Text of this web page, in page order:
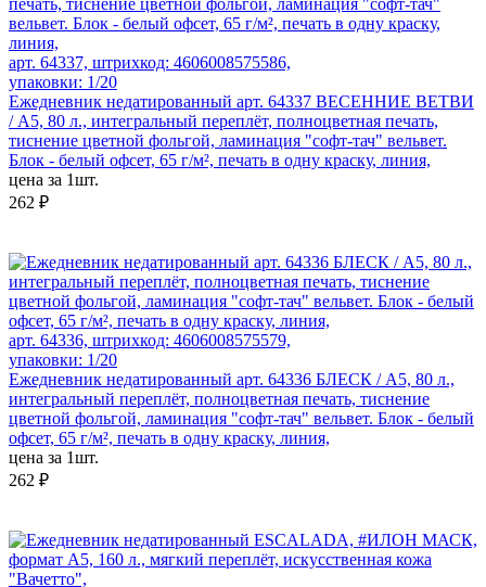
арт. 64337, штрихкод: 4606008575586,
упаковки: 1/20
Ежедневник недатированный арт. 64337 ВЕСЕННИЕ ВЕТВИ
/ А5, 80 л., интегральный переплёт, полноцветная печать,
тиснение цветной фольгой, ламинация "софт-тач" вельвет.
Блок - белый офсет, 65 г/м², печать в одну краску, линия,
цена за 1шт.
262 ₽
арт. 64336, штрихкод: 4606008575579,
упаковки: 1/20
Ежедневник недатированный арт. 64336 БЛЕСК / А5, 80 л.,
интегральный переплёт, полноцветная печать, тиснение
цветной фольгой, ламинация "софт-тач" вельвет. Блок - белый
офсет, 65 г/м², печать в одну краску, линия,
цена за 1шт.
262 ₽